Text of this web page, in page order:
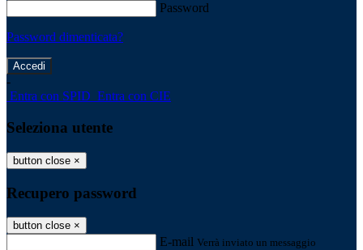
Password
Password dimenticata?
-
Entra con SPID Entra con CIE
Seleziona utente
button close ×
Recupero password
button close ×
E-mail Verrà inviato un messaggio